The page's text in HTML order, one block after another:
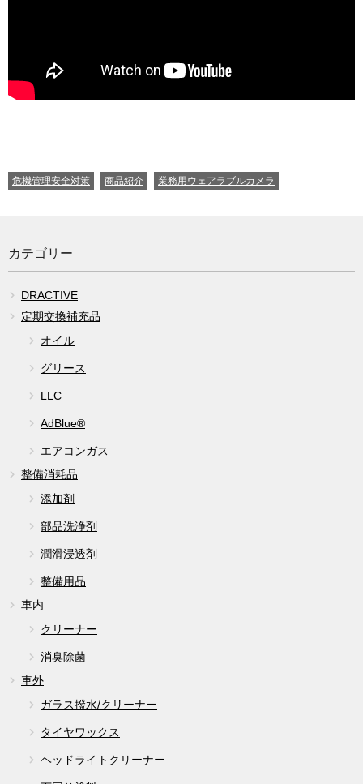
CATEGORIES
危機管理安全対策 商品紹介 業務用ウェアラブルカメラ
カテゴリー
DRACTIVE
定期交換補充品
オイル
グリース
LLC
AdBlue®
エアコンガス
整備消耗品
添加剤
部品洗浄剤
潤滑浸透剤
整備用品
車内
クリーナー
消臭除菌
車外
ガラス撥水/クリーナー
タイヤワックス
ヘッドライトクリーナー